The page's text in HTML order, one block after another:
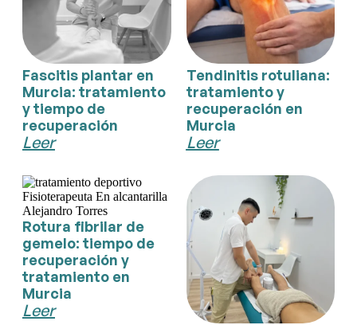
Fascitis plantar en
Murcia: tratamiento
y tiempo de
recuperación
Leer
Tendinitis rotuliana:
tratamiento y
recuperación en
Murcia
Leer
Rotura fibrilar de
gemelo: tiempo de
recuperación y
tratamiento en
Murcia
Leer